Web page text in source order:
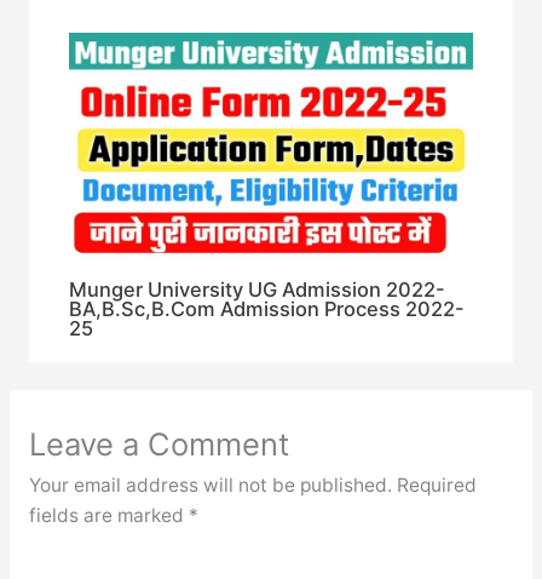
Munger University UG Admission 2022-
BA,B.Sc,B.Com Admission Process 2022-
25
Leave a Comment
Your email address will not be published. Required
fields are marked *